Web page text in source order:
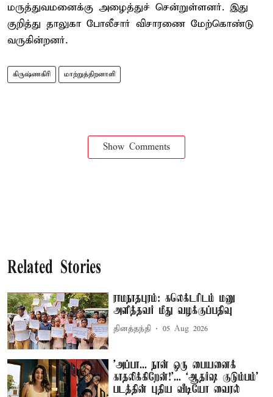
மருத்துவமனைக்கு அழைத்துச் சென்றுள்ளனர். இது
குறித்து தாலுகா போலீசார் விசாரணை மேற்கொண்டு
வருகின்றனர்.
கிருஷ்ணகிரி மாற்றுத்திறனாளி
Show Comments
Related Stories
ராமநாதபுரம்: கலெக்டரிடம் மனு
அளித்தவர் மீது வழக்குப்பதிவு
தினத்தந்தி 05 Aug 2026
'அப்பா... நான் ஒரு பையனைக்
காதலிக்கிறேன்!'... ‘ஆதர்ஷ குடும்பம்’
படத்தின் புதிய வீடியோ வைரல்